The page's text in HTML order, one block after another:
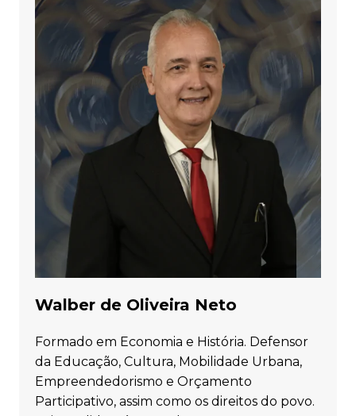
Walber de Oliveira Neto
Formado em Economia e História. Defensor
da Educação, Cultura, Mobilidade Urbana,
Empreendedorismo e Orçamento
Participativo, assim como os direitos do povo.